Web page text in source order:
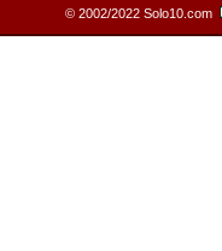
© 2002/2022 Solo10.com